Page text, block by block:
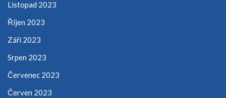
Listopad 2023
Říjen 2023
Září 2023
Srpen 2023
Červenec 2023
Červen 2023